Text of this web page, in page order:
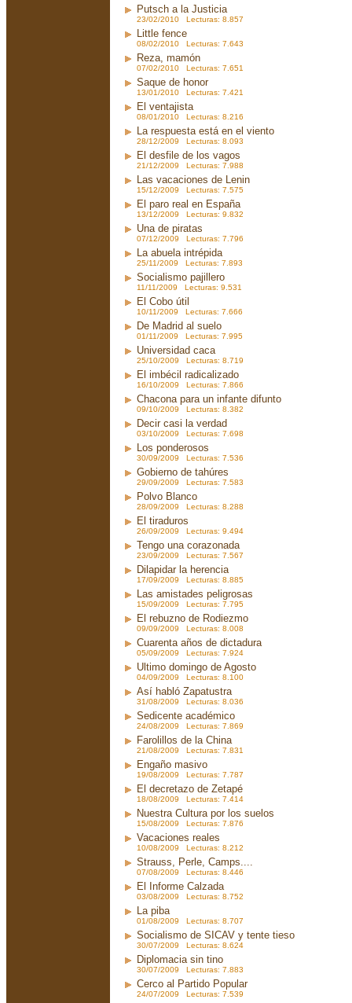
Putsch a la Justicia
23/02/2010 Lecturas: 8.857
Little fence
08/02/2010 Lecturas: 7.643
Reza, mamón
07/02/2010 Lecturas: 7.651
Saque de honor
13/01/2010 Lecturas: 7.421
El ventajista
08/01/2010 Lecturas: 8.216
La respuesta está en el viento
28/12/2009 Lecturas: 8.093
El desfile de los vagos
21/12/2009 Lecturas: 7.988
Las vacaciones de Lenin
15/12/2009 Lecturas: 7.575
El paro real en España
13/12/2009 Lecturas: 9.832
Una de piratas
07/12/2009 Lecturas: 7.796
La abuela intrépida
25/11/2009 Lecturas: 7.893
Socialismo pajillero
11/11/2009 Lecturas: 9.531
El Cobo útil
10/11/2009 Lecturas: 7.666
De Madrid al suelo
01/11/2009 Lecturas: 7.995
Universidad caca
25/10/2009 Lecturas: 8.719
El imbécil radicalizado
16/10/2009 Lecturas: 7.866
Chacona para un infante difunto
09/10/2009 Lecturas: 8.382
Decir casi la verdad
03/10/2009 Lecturas: 7.698
Los ponderosos
30/09/2009 Lecturas: 7.536
Gobierno de tahúres
29/09/2009 Lecturas: 7.583
Polvo Blanco
28/09/2009 Lecturas: 8.288
El tiraduros
26/09/2009 Lecturas: 9.494
Tengo una corazonada
23/09/2009 Lecturas: 7.567
Dilapidar la herencia
17/09/2009 Lecturas: 8.885
Las amistades peligrosas
15/09/2009 Lecturas: 7.795
El rebuzno de Rodiezmo
09/09/2009 Lecturas: 8.008
Cuarenta años de dictadura
05/09/2009 Lecturas: 7.924
Ultimo domingo de Agosto
04/09/2009 Lecturas: 8.100
Así habló Zapatustra
31/08/2009 Lecturas: 8.036
Sedicente académico
24/08/2009 Lecturas: 7.869
Farolillos de la China
21/08/2009 Lecturas: 7.831
Engaño masivo
19/08/2009 Lecturas: 7.787
El decretazo de Zetapé
18/08/2009 Lecturas: 7.414
Nuestra Cultura por los suelos
15/08/2009 Lecturas: 7.876
Vacaciones reales
10/08/2009 Lecturas: 8.212
Strauss, Perle, Camps....
07/08/2009 Lecturas: 8.446
El Informe Calzada
03/08/2009 Lecturas: 8.752
La piba
01/08/2009 Lecturas: 8.707
Socialismo de SICAV y tente tieso
30/07/2009 Lecturas: 8.624
Diplomacia sin tino
30/07/2009 Lecturas: 7.883
Cerco al Partido Popular
24/07/2009 Lecturas: 7.539